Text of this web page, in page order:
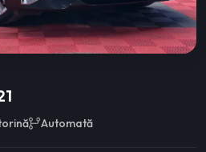
Automată